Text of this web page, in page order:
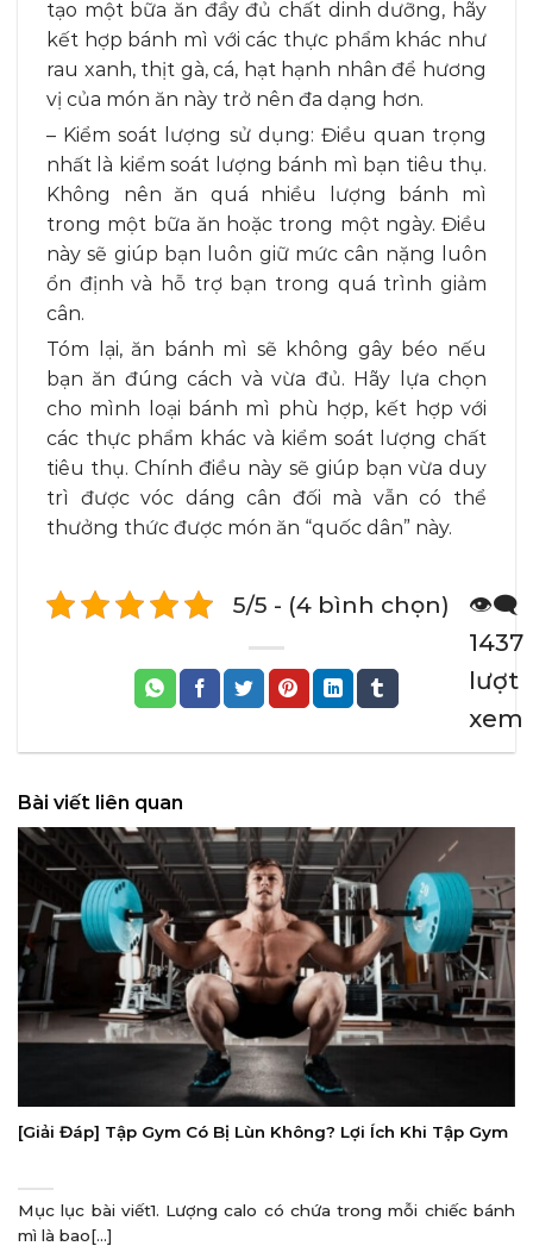
tạo một bữa ăn đầy đủ chất dinh dưỡng, hãy
kết hợp bánh mì với các thực phẩm khác như
rau xanh, thịt gà, cá, hạt hạnh nhân để hương
vị của món ăn này trở nên đa dạng hơn.
– Kiểm soát lượng sử dụng: Điều quan trọng
nhất là kiểm soát lượng bánh mì bạn tiêu thụ.
Không nên ăn quá nhiều lượng bánh mì
trong một bữa ăn hoặc trong một ngày. Điều
này sẽ giúp bạn luôn giữ mức cân nặng luôn
ổn định và hỗ trợ bạn trong quá trình giảm
cân.
Tóm lại, ăn bánh mì sẽ không gây béo nếu
bạn ăn đúng cách và vừa đủ. Hãy lựa chọn
cho mình loại bánh mì phù hợp, kết hợp với
các thực phẩm khác và kiểm soát lượng chất
tiêu thụ. Chính điều này sẽ giúp bạn vừa duy
trì được vóc dáng cân đối mà vẫn có thể
thưởng thức được món ăn “quốc dân” này.
5/5 - (4 bình chọn)
👁️‍🗨️
1437
lượt
xem
Bài viết liên quan
[Giải Đáp] Tập Gym Có Bị Lùn Không? Lợi Ích Khi Tập Gym
Mục lục bài viết1. Lượng calo có chứa trong mỗi chiếc bánh
mì là bao[...]